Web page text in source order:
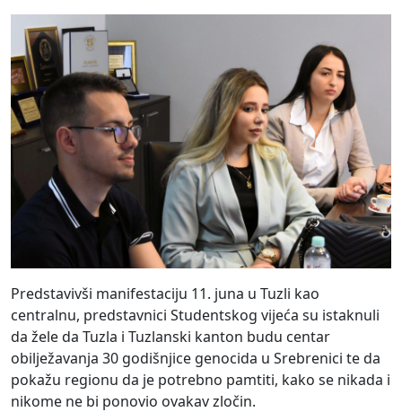
Predstavivši manifestaciju 11. juna u Tuzli kao
centralnu, predstavnici Studentskog vijeća su istaknuli
da žele da Tuzla i Tuzlanski kanton budu centar
obilježavanja 30 godišnjice genocida u Srebrenici te da
pokažu regionu da je potrebno pamtiti, kako se nikada i
nikome ne bi ponovio ovakav zločin.